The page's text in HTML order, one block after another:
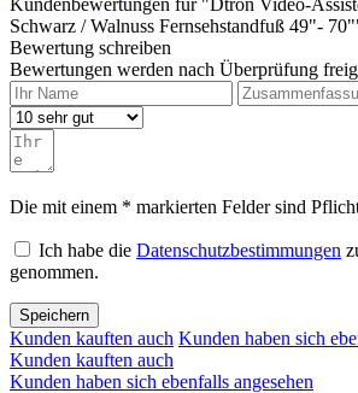
Schwarz / Walnuss Fernsehstandfuß 49"-
Bewertung schreiben
Bewertungen werden nach Überprüfung
Die mit einem * markierten Felder sind
Ich habe die Datenschutzbestimmungen
genommen.
Speichern
Kunden kauften auch Kunden haben sich
Kunden kauften auch
Kunden haben sich ebenfalls angesehen